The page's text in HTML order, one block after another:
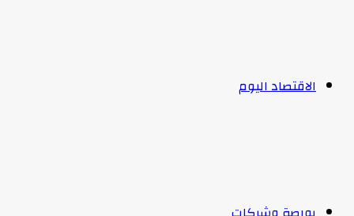
الاقتصاد اليوم